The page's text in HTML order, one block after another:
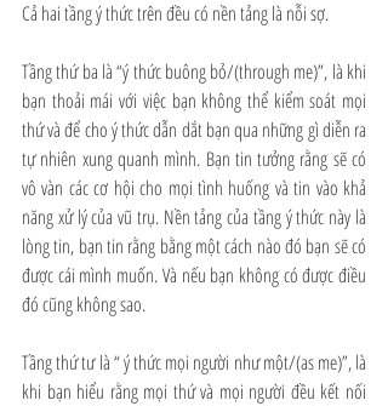
Cả hai tầng ý thức trên đều có nền tảng là nỗi sợ.
Tầng thứ ba là “ý thức buông bỏ/(through me)”, là khi
bạn thoải mái với việc bạn không thể kiểm soát mọi
thứ và để cho ý thức dẫn dắt bạn qua những gì diễn ra
tự nhiên xung quanh mình. Bạn tin tưởng rằng sẽ có
vô vàn các cơ hội cho mọi tình huống và tin vào khả
năng xử lý của vũ trụ. Nền tảng của tầng ý thức này là
lòng tin, bạn tin rằng bằng một cách nào đó bạn sẽ có
được cái mình muốn. Và nếu bạn không có được điều
đó cũng không sao.
Tầng thứ tư là “ ý thức mọi người như một/(as me)”, là
khi bạn hiểu rằng mọi thứ và mọi người đều kết nối